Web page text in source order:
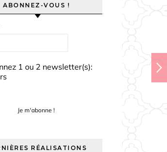
ABONNEZ-VOUS !
1 ou 2 newsletter(s):
RÉALISATIONS